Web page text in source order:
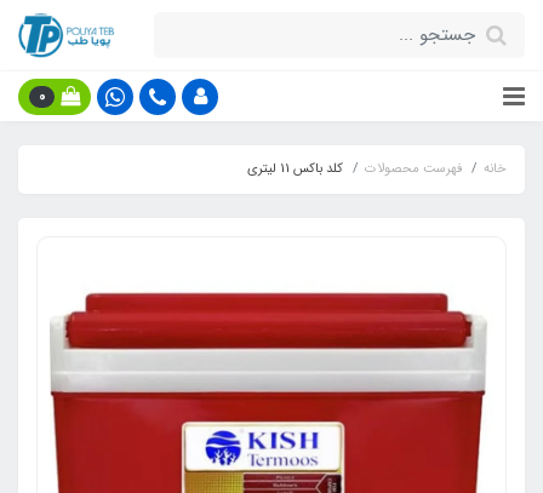
0
خانه فهرست محصولات کلد باکس 11 لیتری